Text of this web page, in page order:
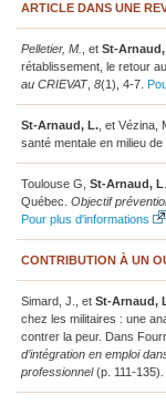
ARTICLE DANS UNE
Pelletier, M. , et St-
rétablissement, le retour
au CRIEVAT, 8(1), 4-7.
St-Arnaud, L., et Vézina,
santé mentale en milieu
Toulouse G, St-Arnaud, L
Québec. Objectif
Pour plus d'informations
CONTRIBUTION À UN
Simard, J., et St-Arnaud,
chez les militaires : une
contrer la peur. Dans
d’intégration en emploi
professionnel(p. 111-135).